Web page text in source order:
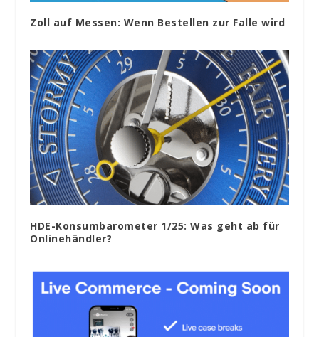
Zoll auf Messen: Wenn Bestellen zur Falle wird
HDE-Konsumbarometer 1/25: Was geht ab für
Onlinehändler?